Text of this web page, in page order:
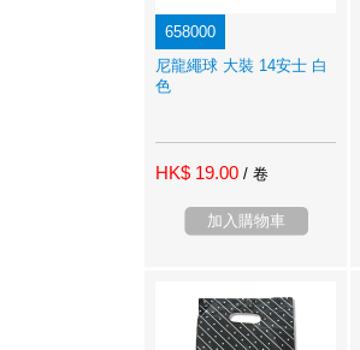
658000
尼龍繩球 大裝 14安士 白
色
HK$ 19.00 / 卷
加入購物車